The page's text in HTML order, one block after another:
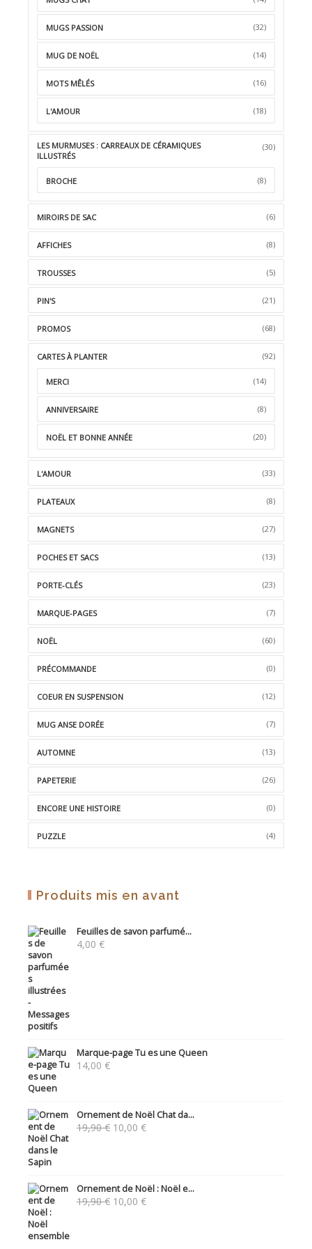
MUGS PASSION (32)
MUG DE NOËL (14)
MOTS MÊLÉS (16)
L'AMOUR (18)
LES MURMUSES : CARREAUX DE CÉRAMIQUES
ILLUSTRÉS
(30)
BROCHE (8)
MIROIRS DE SAC (6)
AFFICHES (8)
TROUSSES (5)
PIN'S (21)
PROMOS (68)
CARTES À PLANTER (92)
MERCI (14)
ANNIVERSAIRE (8)
NOËL ET BONNE ANNÉE (20)
L'AMOUR (33)
PLATEAUX (8)
MAGNETS (27)
POCHES ET SACS (13)
PORTE-CLÉS (23)
MARQUE-PAGES (7)
NOËL (60)
PRÉCOMMANDE (0)
COEUR EN SUSPENSION (12)
MUG ANSE DORÉE (7)
AUTOMNE (13)
PAPETERIE (26)
ENCORE UNE HISTOIRE (0)
PUZZLE (4)
Produits mis en avant
Feuilles de savon parfumé...
4,00 €
Marque-page Tu es une Queen
14,00 €
Ornement de Noël Chat da...
19,90€ Le
10,00 €Le
Ornement de Noël : Noël e...
19,90€ Le
10,00 €Le